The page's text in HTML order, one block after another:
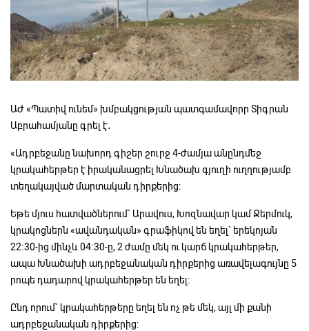
ԱԺ «Պատիվ ունեմ» խմբակցության պատգամավորր Տիգրան
Աբրահամյանը գրել է․
«Ադրբեջանը նախորդ գիշեր շուրջ 4-ժամյա անընդմեջ
կրակահերթեր է իրականացրել Խնածախ գյուղի ուղղությամբ
տեղակայված մարտական դիրքերից:
Եթե մյուս հատվածներում` Արավուս, Խոզնավար կամ Ջերմուկ,
կրակոցներն «ավանդական» գրաֆիկով են եղել` երեկոյան
22։30-ից մինչև 04։30-ը, 2 ժամը մեկ ու կարճ կրակահերթեր,
ապա Խնածախի ադրբեջանական դիրքերից առավելագույնը 5
րոպե դադարով կրակահերթեր են եղել:
Ընդ որում` կրակահերթերը եղել են ոչ թե մեկ, այլ մի քանի
ադրբեջանական դիրքերից: